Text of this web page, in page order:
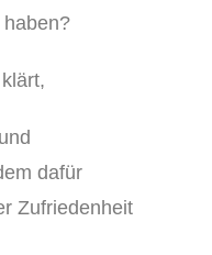
dafür
Zufriedenheit